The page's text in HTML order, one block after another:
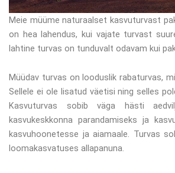
Meie müüme naturaalset kasvuturvast
on hea lahendus, kui vajate turvast
lahtine turvas on tunduvalt odavam kui
Müüdav turvas on looduslik rabaturvas,
Sellele ei ole lisatud väetisi ning selles
Kasvuturvas sobib väga hästi
kasvukeskkonna parandamiseks ja
kasvuhoonetesse ja aiamaale. Turvas
loomakasvatuses allapanuna.